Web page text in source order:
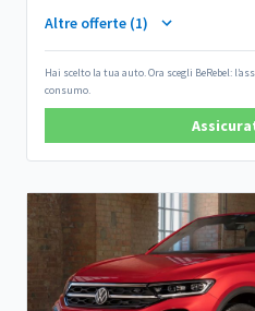
Altre offerte (1)
Hai scelto la tua auto. Ora scegli BeRebel:
consumo.